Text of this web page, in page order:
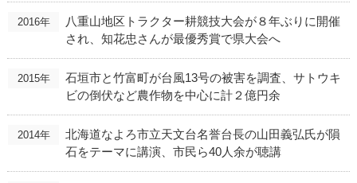
2016年
八重山地区トラクター耕競技大会が８年ぶりに開催
され、知花忠さんが最優秀賞で県大会へ
2015年
石垣市と竹富町が台風13号の被害を調査、サトウキ
ビの倒伏など農作物を中心に計２億円余
2014年
北海道なよろ市立天文台名誉台長の山田義弘氏が隕
石をテーマに講演、市民ら40人余が聴講